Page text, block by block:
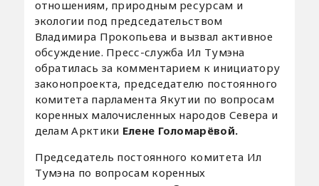
отношениям, природным ресурсам и
экологии под председательством
Владимира Прокопьева и вызвал активное
обсуждение. Пресс-служба Ил Тумэна
обратилась за комментарием к инициатору
законопроекта, председателю постоянного
комитета парламента Якутии по вопросам
коренных малочисленных народов Севера и
делам Арктики Елене Голомарёвой.
Председатель постоянного комитета Ил
Тумэна по вопросам коренных